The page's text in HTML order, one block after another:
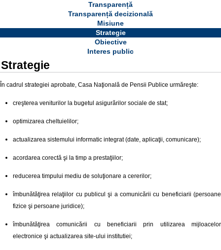
Transparență
Transparență decizională
Misiune
Strategie
Obiective
Interes public
Strategie
În cadrul strategiei aprobate, Casa Naţională de Pensii Publice urmăreşte:
creşterea veniturilor la bugetul asigurărilor sociale de stat;
optimizarea cheltuielilor;
actualizarea sistemului informatic integrat (date, aplicaţii, comunicare);
acordarea corectă şi la timp a prestaţiilor;
reducerea timpului mediu de soluţionare a cererilor;
îmbunătăţirea relaţiilor cu publicul şi a comunicării cu beneficiarii (persoane
fizice şi persoane juridice);
îmbunătăţirea comunicării cu beneficiarii prin utilizarea mijloacelor
electronice şi actualizarea site-ului institutiei;